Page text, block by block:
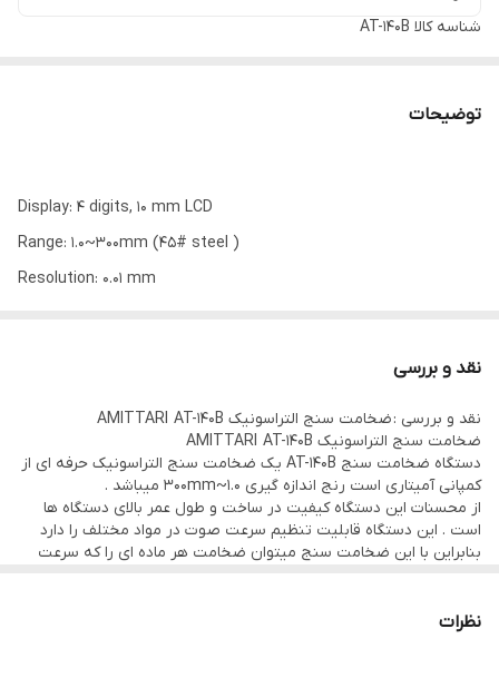
شناسه کالا AT-140B
توضیحات
Display: 4 digits, 10 mm LCD
Range: 1.0~300mm (45# steel )
Resolution: 0.01 mm
Operating condition: Temp. 0~40°C, Humidity 10~90%RH
Size: 148x63x28mm
Weight: about 185g (not including batteries)
Standard Accessory:
Carrying case 1 pc.
نقد و بررسی
نقد و بررسی : ضخامت سنج التراسونیک AMITTARI AT-140B
ضخامت سنج التراسونیک AMITTARI AT-140B
دستگاه ضخامت سنج AT-140B یک ضخامت سنج التراسونیک حرفه ای از
کمپانی آمیتاری است رنج اندازه گیری 1.0~300mm میباشد .
از محسنات این دستگاه کیفیت در ساخت و طول عمر بالای دستگاه ها
است . این دستگاه قابلیت تنظیم سرعت صوت در مواد مختلف را دارد
بنابراین با این ضخامت سنج میتوان ضخامت هر ماده ای را که سرعت
نظرات